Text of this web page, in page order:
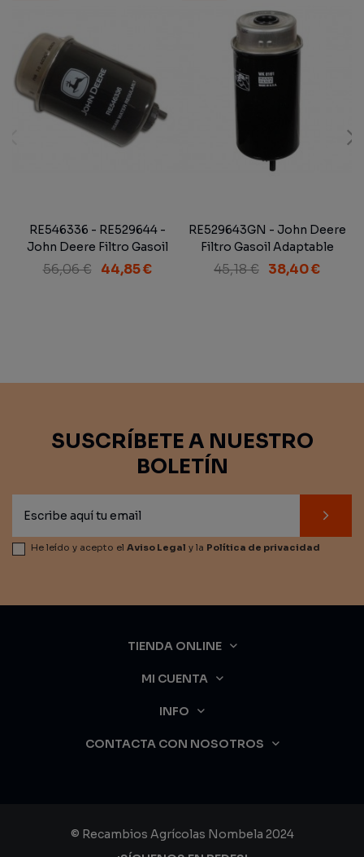
RE546336 - RE529644 -
John Deere Filtro Gasoil
(sust. RE529644)
56,06 € 44,85 €
RE529643GN - John Deere
Filtro Gasoil Adaptable
45,18 € 38,40 €
SUSCRÍBETE A NUESTRO
BOLETÍN
He leído y acepto el Aviso Legal y la Política de privacidad
TIENDA ONLINE
MI CUENTA
INFO
CONTACTA CON NOSOTROS
© Recambios Agrícolas Nombela 2024